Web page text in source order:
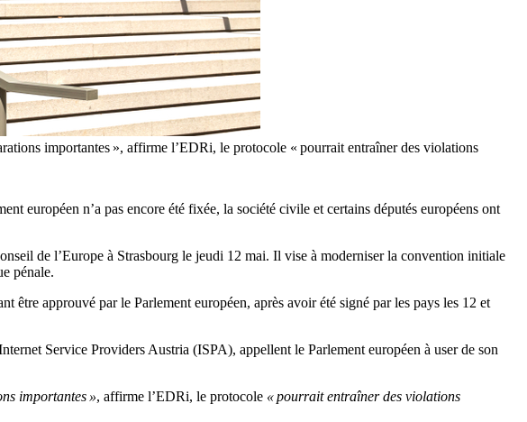
importantes », affirme l’EDRi, le protocole « pourrait entraîner des violations
européen n’a pas encore été fixée, la société civile et certains députés européens ont
de l’Europe à Strasbourg le jeudi 12 mai. Il vise à moderniser la convention initiale
pénale.
approuvé par le Parlement européen, après avoir été signé par les pays les 12 et
Service Providers Austria (ISPA), appellent le Parlement européen à user de son
importantes », affirme l’EDRi, le protocole « pourrait entraîner des violations